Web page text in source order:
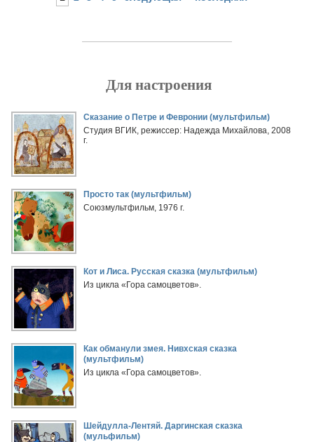
Для настроения
Сказание о Петре и Февронии (мультфильм)
Студия ВГИК, режиссер: Надежда Михайлова, 2008
г.
Просто так (мультфильм)
Союзмультфильм, 1976 г.
Кот и Лиса. Русская сказка (мультфильм)
Из цикла «Гора самоцветов».
Как обманули змея. Нивхская сказка
(мультфильм)
Из цикла «Гора самоцветов».
Шейдулла-Лентяй. Даргинская сказка
(мульфильм)
Страницы